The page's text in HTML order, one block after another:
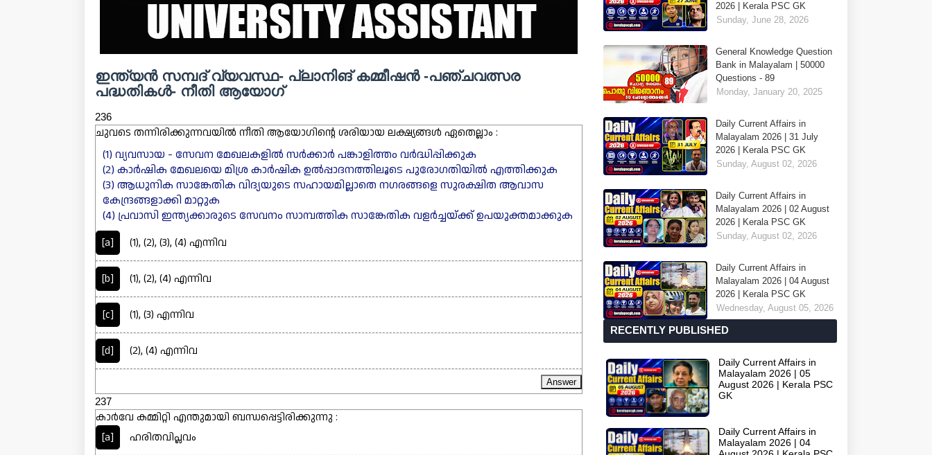
ഇന്ത്യൻ സമ്പദ് വ്യവസ്ഥ- പ്ലാനിങ് കമ്മീഷൻ -പഞ്ചവത്സര
പദ്ധതികൾ- നീതി ആയോഗ്
236
ചുവടെ തന്നിരിക്കുന്നവയിൽ നീതി ആയോഗിന്റെ ശരിയായ ലക്ഷ്യങ്ങൾ ഏതെല്ലാം :
(1) വ്യവസായ - സേവന മേഖലകളിൽ സർക്കാർ പങ്കാളിത്തം വർദ്ധിപ്പിക്കുക
(2) കാർഷിക മേഖലയെ മിശ്ര കാർഷിക ഉൽപ്പാദനത്തിലൂടെ പുരോഗതിയിൽ എത്തിക്കുക
(3) ആധുനിക സാങ്കേതിക വിദ്യയുടെ സഹായമില്ലാതെ നഗരങ്ങളെ സുരക്ഷിത ആവാസ
കേന്ദ്രങ്ങളാക്കി മാറ്റുക
(4) പ്രവാസി ഇന്ത്യക്കാരുടെ സേവനം സാമ്പത്തിക സാങ്കേതിക വളർച്ചയ്ക്ക് ഉപയുക്തമാക്കുക
[a] (1), (2), (3), (4) എന്നിവ
[b] (1), (2), (4) എന്നിവ
[c] (1), (3) എന്നിവ
[d] (2), (4) എന്നിവ
237
കാർവേ കമ്മിറ്റി എന്തുമായി ബന്ധപ്പെട്ടിരിക്കുന്നു :
[a]
ഹരിതവിപ്ലവം
2026 | Kerala PSC GK
Sunday, June 28, 2026
General Knowledge Question
Bank in Malayalam | 50000
Questions - 89
Monday, January 20, 2025
Daily Current Affairs in
Malayalam 2026 | 31 July
2026 | Kerala PSC GK
Sunday, August 02, 2026
Daily Current Affairs in
Malayalam 2026 | 02 August
2026 | Kerala PSC GK
Sunday, August 02, 2026
Daily Current Affairs in
Malayalam 2026 | 04 August
2026 | Kerala PSC GK
Wednesday, August 05, 2026
RECENTLY PUBLISHED
Daily Current Affairs in
Malayalam 2026 | 05
August 2026 | Kerala PSC
GK
Daily Current Affairs in
Malayalam 2026 | 04